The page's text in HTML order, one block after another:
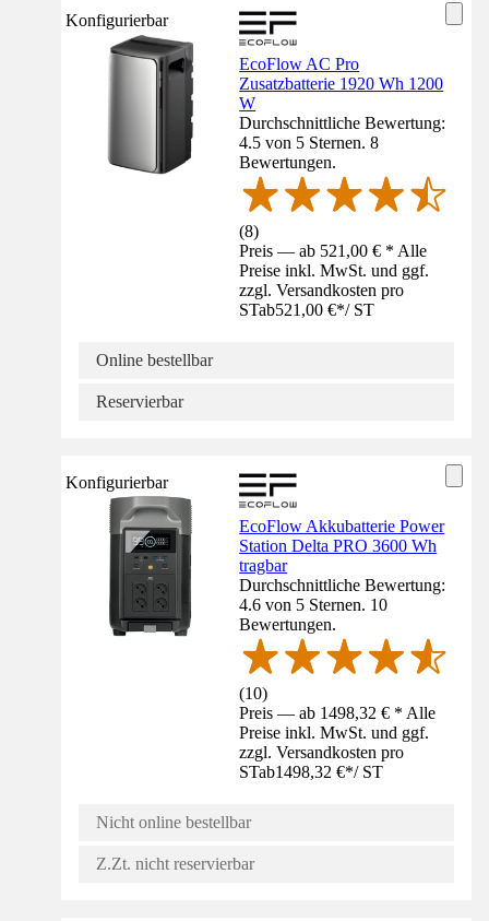
Konfigurierbar
EcoFlow AC Pro
Zusatzbatterie 1920 Wh 1200
W
Durchschnittliche Bewertung:
4.5 von 5 Sternen. 8
Bewertungen.
(8)
Preis — ab 521,00 € * Alle
Preise inkl. MwSt. und ggf.
zzgl. Versandkosten pro
STab521,00 €*/ ST
Online bestellbar
Reservierbar
Konfigurierbar
EcoFlow Akkubatterie Power
Station Delta PRO 3600 Wh
tragbar
Durchschnittliche Bewertung:
4.6 von 5 Sternen. 10
Bewertungen.
(10)
Preis — ab 1498,32 € * Alle
Preise inkl. MwSt. und ggf.
zzgl. Versandkosten pro
STab1498,32 €*/ ST
Nicht online bestellbar
Z.Zt. nicht reservierbar